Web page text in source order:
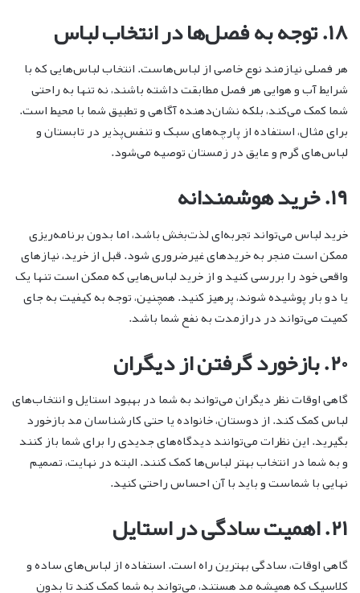
۱۸. توجه به فصل‌ها در انتخاب لباس
هر فصلی نیازمند نوع خاصی از لباس‌هاست. انتخاب لباس‌هایی که با
شرایط آب و هوایی هر فصل مطابقت داشته باشند، نه تنها به راحتی
شما کمک می‌کند، بلکه نشان‌دهنده آگاهی و تطبیق شما با محیط است.
برای مثال، استفاده از پارچه‌های سبک و تنفس‌پذیر در تابستان و
لباس‌های گرم و عایق در زمستان توصیه می‌شود.
۱۹. خرید هوشمندانه
خرید لباس می‌تواند تجربه‌ای لذت‌بخش باشد، اما بدون برنامه‌ریزی
ممکن است منجر به خریدهای غیرضروری شود. قبل از خرید، نیازهای
واقعی خود را بررسی کنید و از خرید لباس‌هایی که ممکن است تنها یک
یا دو بار پوشیده شوند، پرهیز کنید. همچنین، توجه به کیفیت به جای
کمیت می‌تواند در درازمدت به نفع شما باشد.
۲۰. بازخورد گرفتن از دیگران
گاهی اوقات نظر دیگران می‌تواند به شما در بهبود استایل و انتخاب‌های
لباس کمک کند. از دوستان، خانواده یا حتی کارشناسان مد بازخورد
بگیرید. این نظرات می‌توانند دیدگاه‌های جدیدی را برای شما باز کنند
و به شما در انتخاب بهتر لباس‌ها کمک کنند. البته در نهایت، تصمیم
نهایی با شماست و باید با آن احساس راحتی کنید.
۲۱. اهمیت سادگی در استایل
گاهی اوقات، سادگی بهترین راه است. استفاده از لباس‌های ساده و
کلاسیک که همیشه مد هستند، می‌تواند به شما کمک کند تا بدون